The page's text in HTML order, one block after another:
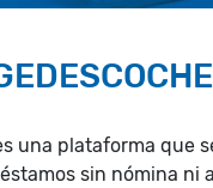
una plataforma que
sin nómina ni